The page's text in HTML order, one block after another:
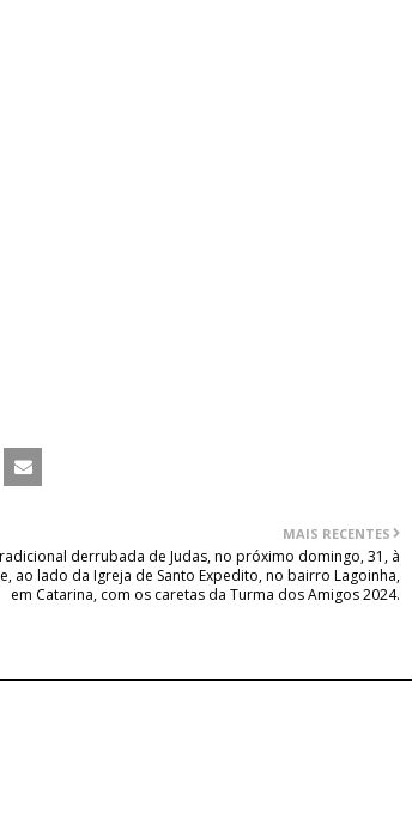
MAIS RECENTES
derrubada de Judas, no próximo domingo, 31, à
ao lado da Igreja de Santo Expedito, no bairro Lagoinha,
em Catarina, com os caretas da Turma dos Amigos 2024.